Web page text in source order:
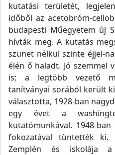
kutatási területét,
időből az acetobróm-
budapesti Műegyetem új
hívták meg. A kutatás
szünet nélkül szinte éjjel-
élén ő haladt. Jó szemmel
is; a legtöbb vezető
tanítványai sorából került
választotta, 1928-ban
egy évet a
kutatómunkával. 1948-
fokozatával tüntették ki.
Zemplén és iskolája a